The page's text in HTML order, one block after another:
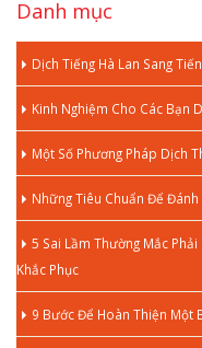
Danh mục
Dịch Tiếng Hà Lan Sang
Kinh Nghiệm Cho Các Bạn
Một Số Phương Pháp Dịch
Những Tiêu Chuẩn Để
5 Sai Lầm Thường Mắc
Khắc Phục
9 Bước Để Hoàn Thiện Một